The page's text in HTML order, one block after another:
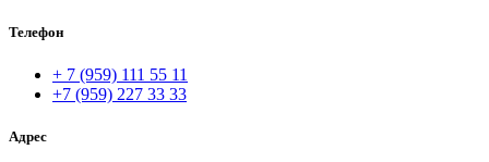
Телефон
+ 7 (959) 111 55 11
+7 (959) 227 33 33
Адрес